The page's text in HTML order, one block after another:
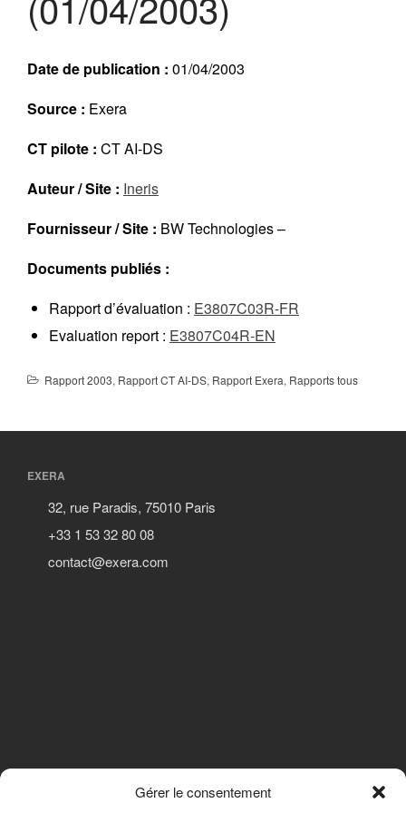
Gérer le consentement
Réalisations récentes
Galerie
Demande d’inscription comme
Abonné
Date de publication : 01/04/2003
Source : Exera
CT pilote : CT AI-DS
Auteur / Site : Ineris
Fournisseur / Site : BW Technologies –
Documents publiés :
Rapport d’évaluation : E3807C03R-FR
Evaluation report : E3807C04R-EN
Rapport 2003, Rapport CT AI-DS, Rapport Exera, Rapports tous
EXERA
32, rue Paradis, 75010 Paris
+33 1 53 32 80 08
contact@exera.com